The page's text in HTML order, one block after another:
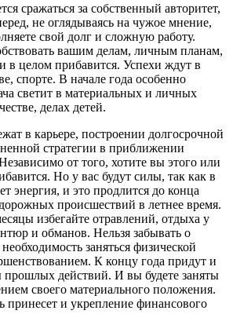
сражаться за собственный авторитет,
не оглядываясь на чужое мнение,
свой долг и сложную работу.
вашим делам, личным планам,
в целом прибавится. Успехи ждут в
спорте. В начале года особенно
светит в материальных и личных
делах детей.
в карьере, построении долгосрочной
стратегии в приближении
от того, хотите вы этого или
Но у вас будут силы, так как в
энергия, и это продлится до конца
происшествий в летнее время.
избегайте отравлений, отдыха у
и обманов. Нельзя забывать о
заняться физической
К концу года придут и
действий. И вы будете заняты
своего материального положения.
принесет и укрепление финансового